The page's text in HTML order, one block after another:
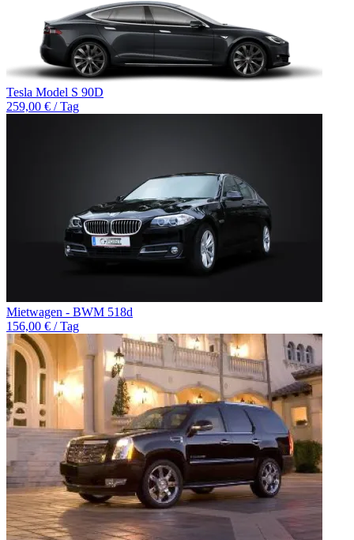
Tesla Model S 90D
259,00 € / Tag
Mietwagen - BWM 518d
156,00 € / Tag